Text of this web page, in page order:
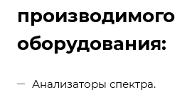
производимого
оборудования:
Анализаторы спектра.